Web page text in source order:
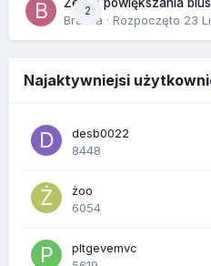
2
Bravva · Rozpoczęto 23
Najaktywniejsi
desb0022
8448
żoo
6054
pltgevemvc